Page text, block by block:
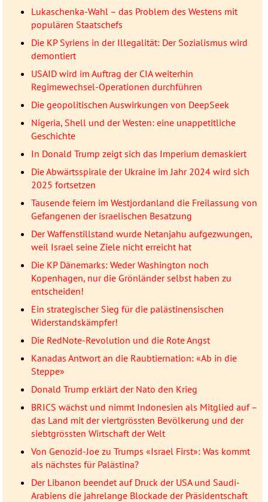
Lukaschenka-Wahl – das Problem des Westens mit
populären Staatschefs
Die KP Syriens in der Illegalität: Der Sozialismus wird
demontiert
USAID wird im Auftrag der CIA weiterhin
Regimewechsel-Operationen durchführen
Die geopolitischen Auswirkungen von DeepSeek
Nigeria, Shell und der Westen: eine unappetitliche
Geschichte
In Donald Trump zeigt sich das Imperium demaskiert
Die Abwärtsspirale der Ukraine im Jahr 2024 wird sich
2025 fortsetzen
Tausende feiern im Westjordanland die Freilassung von
Gefangenen der israelischen Besatzung
Der Waffenstillstand wurde Netanjahu aufgezwungen,
weil Israel seine Ziele nicht erreicht hat
Die KP Dänemarks: Weder Washington noch
Kopenhagen, nur die Grönländer selbst haben zu
entscheiden!
Ein strategischer Sieg für die palästinensischen
Widerstandskämpfer!
Die RedNote-Revolution und die Rote Angst
Kanadas Antwort an die Raubtiernation: «Ab in die
Steppe»
Donald Trump erklärt der Nato den Krieg
BRICS wächst und nimmt Indonesien als Mitglied auf –
das Land mit der viertgrössten Bevölkerung und der
siebtgrössten Wirtschaft der Welt
Von Genozid-Joe zu Trumps «Israel First»: Was kommt
als nächstes für Palästina?
Der Libanon beendet auf Druck der USA und Saudi-
Arabiens die jahrelange Blockade der Präsidentschaft